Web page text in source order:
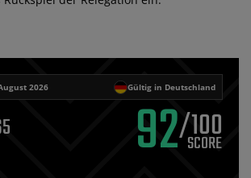
2026 Gültig in Deutschland
92/100